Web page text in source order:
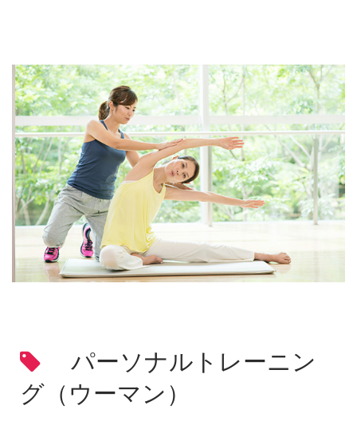
パーソナルトレーニン
グ（ウーマン）